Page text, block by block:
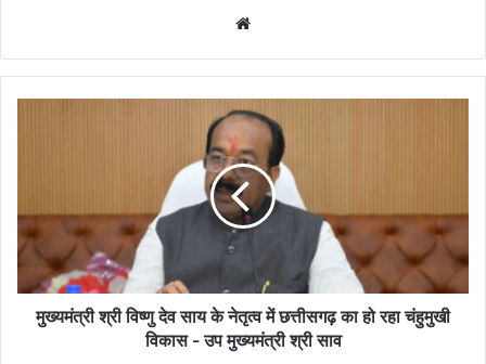
मुख्यमंत्री श्री विष्णु देव साय के नेतृत्व में छत्तीसगढ़ का हो रहा चंहुमुखी
विकास - उप मुख्यमंत्री श्री साव